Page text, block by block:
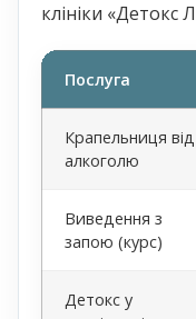
клініки «Детокс
Послуга
Крапельниця від
алкоголю
Виведення з
запою (курс)
Детокс у